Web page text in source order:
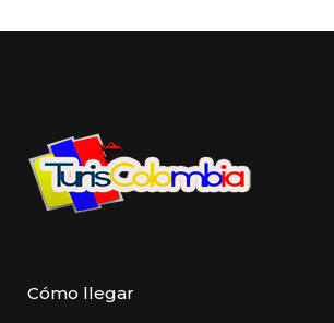
Cómo llegar